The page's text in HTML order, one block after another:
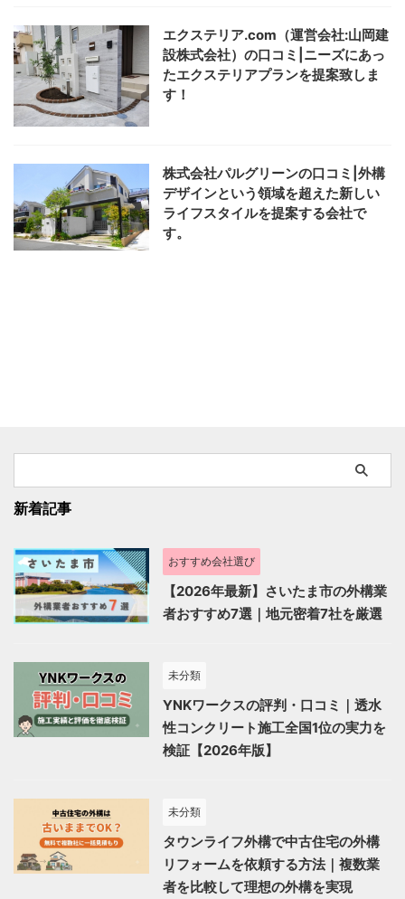
エクステリア.com（運営会社:山岡建
設株式会社）の口コミ|ニーズにあっ
たエクステリアプランを提案致しま
す！
株式会社パルグリーンの口コミ|外構
デザインという領域を超えた新しい
ライフスタイルを提案する会社で
す。
新着記事
おすすめ会社選び
【2026年最新】さいたま市の外構業
者おすすめ7選｜地元密着7社を厳選
未分類
YNKワークスの評判・口コミ｜透水
性コンクリート施工全国1位の実力を
検証【2026年版】
未分類
タウンライフ外構で中古住宅の外構
リフォームを依頼する方法｜複数業
者を比較して理想の外構を実現